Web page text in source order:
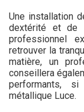
Une installation
dextérité et de
professionnel
retrouver la
matière, un
conseillera
performants,
métallique Luce.